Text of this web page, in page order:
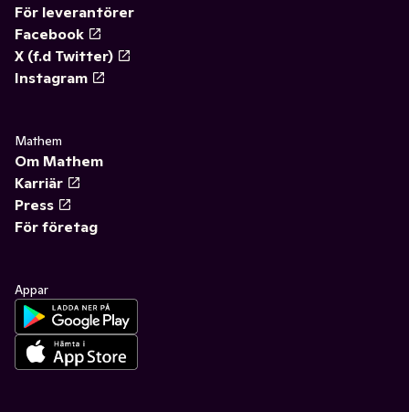
För leverantörer
Facebook
X (f.d Twitter)
Instagram
Mathem
Om Mathem
Karriär
Press
För företag
Appar